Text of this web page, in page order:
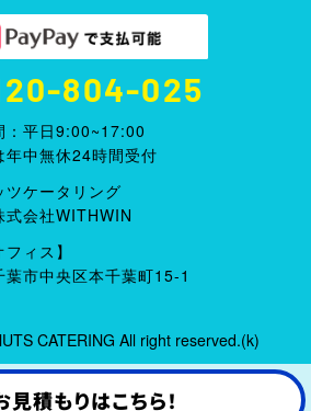
見積もりはこちら！
804-025
：平日9:00~17:00
年中無休24時間受付
ツケータリング
式会社WITHWIN
フィス】
葉市中央区本千葉町15-1
CATERING All right reserved.(k)